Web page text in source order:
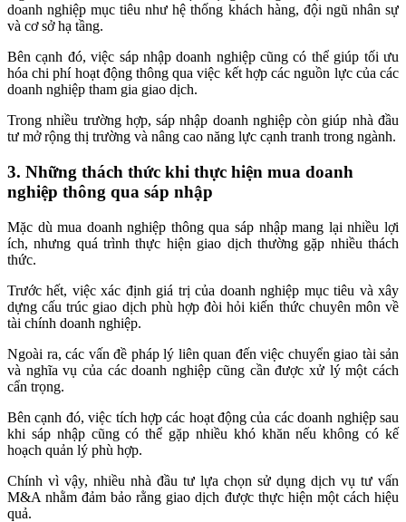
doanh nghiệp mục tiêu như hệ thống khách hàng, đội ngũ nhân sự
và cơ sở hạ tầng.
Bên cạnh đó, việc sáp nhập doanh nghiệp cũng có thể giúp tối ưu
hóa chi phí hoạt động thông qua việc kết hợp các nguồn lực của các
doanh nghiệp tham gia giao dịch.
Trong nhiều trường hợp, sáp nhập doanh nghiệp còn giúp nhà đầu
tư mở rộng thị trường và nâng cao năng lực cạnh tranh trong ngành.
3. Những thách thức khi thực hiện mua doanh
nghiệp thông qua sáp nhập
Mặc dù mua doanh nghiệp thông qua sáp nhập mang lại nhiều lợi
ích, nhưng quá trình thực hiện giao dịch thường gặp nhiều thách
thức.
Trước hết, việc xác định giá trị của doanh nghiệp mục tiêu và xây
dựng cấu trúc giao dịch phù hợp đòi hỏi kiến thức chuyên môn về
tài chính doanh nghiệp.
Ngoài ra, các vấn đề pháp lý liên quan đến việc chuyển giao tài sản
và nghĩa vụ của các doanh nghiệp cũng cần được xử lý một cách
cẩn trọng.
Bên cạnh đó, việc tích hợp các hoạt động của các doanh nghiệp sau
khi sáp nhập cũng có thể gặp nhiều khó khăn nếu không có kế
hoạch quản lý phù hợp.
Chính vì vậy, nhiều nhà đầu tư lựa chọn sử dụng dịch vụ tư vấn
M&A nhằm đảm bảo rằng giao dịch được thực hiện một cách hiệu
quả.